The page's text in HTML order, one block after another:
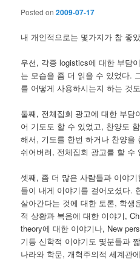
Posted on2009-07-17
내 개인적으로는 몇가지가 참 좋
우선, 각종 logistics에 대한 부담
는 모습을 좀 더 읽을 수 있었다.
를 어떻게 사용하시는지 하는 것
둘째, 전체집회 광고에 대한 부담
어 기도도 할 수 있었고, 찬양도
해서, 기도를 한번 하거나 찬양을
쉬어버려, 전체집회 광고를 할 수
셋째, 좀 더 많은 사람들과 이야
들이 내게 이야기를 걸어오셨다.
살아간다는 것에 대한 토론, 학생
적 상황과 복음에 대한 이야기,
theory에 대한 이야기나, New
기등 신학적 이야기도 몇분들과
나라와 학문, 개혁주의적 세계관